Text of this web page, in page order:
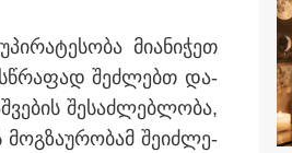
მი­ა­ნი­ჭეთ
სწრა­ფად შეძ­ლებთ და­
შე­საძ­ლებ­ლო­ბა,
მოგ­ზა­უ­რო­ბამ შე­იძ­ლე­